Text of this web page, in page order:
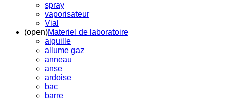
spray
vaporisateur
Vial
(open)Materiel de laboratoire
aiguille
allume gaz
anneau
anse
ardoise
bac
barre